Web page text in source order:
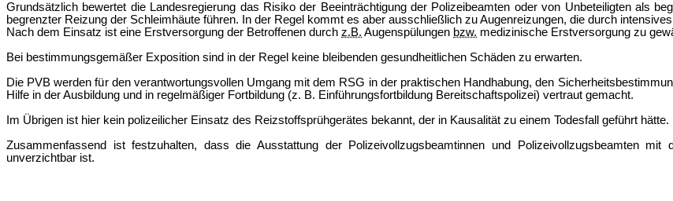
Grundsätzlich bewertet die Landesregierung das Risiko der Beeinträchtigung der Polizeibeamten oder von Unbeteiligten als
begrenzter Reizung der Schleimhäute führen. In der Regel kommt es aber ausschließlich zu Augenreizungen, die durch
Nach dem Einsatz ist eine Erstversorgung der Betroffenen durch z.B. Augenspülungen bzw. medizinische Erstversorgung zu
Bei bestimmungsgemäßer Exposition sind in der Regel keine bleibenden gesundheitlichen Schäden zu erwarten.
Die PVB werden für den verantwortungsvollen Umgang mit dem RSG in der praktischen Handhabung, den
Hilfe in der Ausbildung und in regelmäßiger Fortbildung (z. B. Einführungsfortbildung Bereitschaftspolizei) vertraut gemacht.
Im Übrigen ist hier kein polizeilicher Einsatz des Reizstoffsprühgerätes bekannt, der in Kausalität zu einem Todesfall geführt hätte.
Zusammenfassend ist festzuhalten, dass die Ausstattung der Polizeivollzugsbeamtinnen und Polizeivollzugsbeamten
unverzichtbar ist.